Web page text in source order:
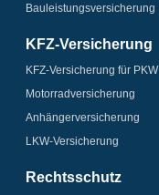
Bauleistungs­­versicherung
KFZ-Versicherung
KFZ-Versicherung für PKW
Motorrad­versicherung
Anhänger­­versicherung
LKW-Versicherung
Rechtsschutz